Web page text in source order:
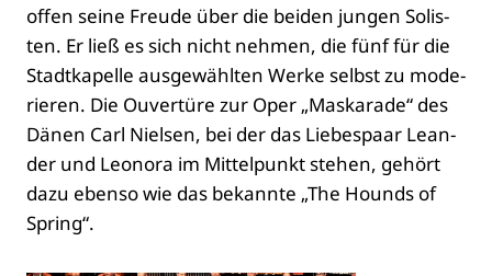
offen sei­ne Freu­de über die bei­den jun­gen Solis­
ten. Er ließ es sich nicht neh­men, die fünf für die
Stadt­ka­pel­le aus­ge­wähl­ten Wer­ke selbst zu mode­
rie­ren. Die Ouver­tü­re zur Oper „Mas­ka­ra­de“ des
Dänen Carl Niel­sen, bei der das Lie­bes­paar Lean­
der und Leo­no­ra im Mit­tel­punkt ste­hen, gehört
dazu eben­so wie das bekann­te „The Hounds of
Spring“.